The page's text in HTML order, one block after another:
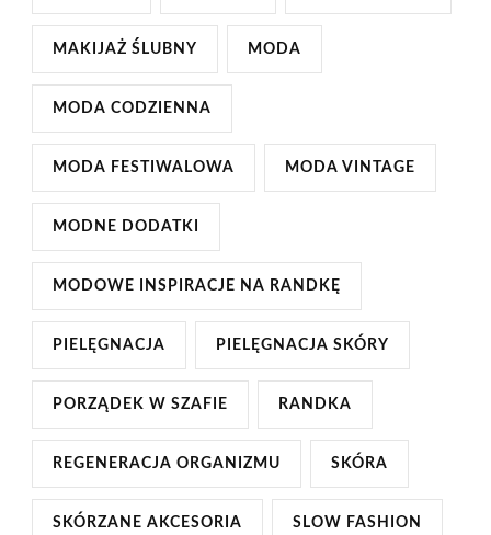
MAKIJAŻ ŚLUBNY MODA
MODA CODZIENNA
MODA FESTIWALOWA MODA VINTAGE
MODNE DODATKI
MODOWE INSPIRACJE NA RANDKĘ
PIELĘGNACJA PIELĘGNACJA SKÓRY
PORZĄDEK W SZAFIE RANDKA
REGENERACJA ORGANIZMU SKÓRA
SKÓRZANE AKCESORIA SLOW FASHION